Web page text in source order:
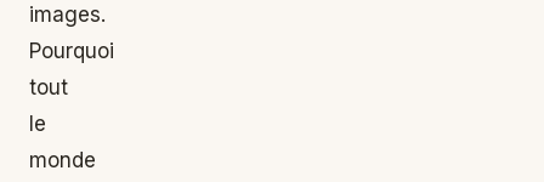
images.
Pourquoi
tout
le
monde